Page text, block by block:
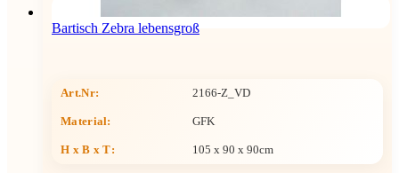
Bartisch Zebra lebensgroß
Art.Nr: 2166-Z_VD
Material: GFK
H x B x T: 105 x 90 x 90cm